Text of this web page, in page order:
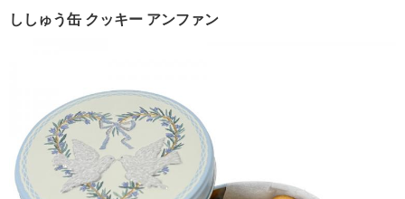
ししゅう缶 クッキー アンファン